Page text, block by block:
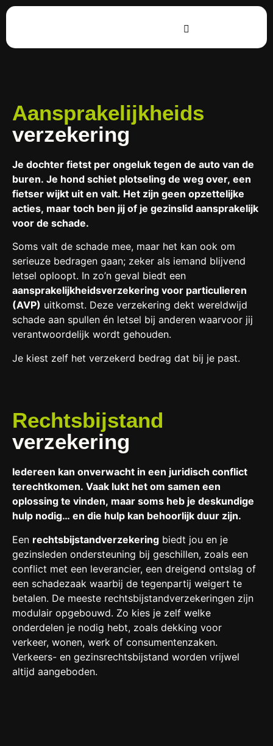
Aansprakelijkheids
verzekering
Je dochter fietst per ongeluk tegen de auto van de
buren. Je hond schiet plotseling de weg over, een
fietser wijkt uit en valt. Het zijn geen opzettelijke
acties, maar toch ben jij of je gezinslid aansprakelijk
voor de schade.
Soms valt de schade mee, maar het kan ook om
serieuze bedragen gaan; zeker als iemand blijvend
letsel oploopt. In zo’n geval biedt een
aansprakelijkheidsverzekering voor particulieren
(AVP) uitkomst. Deze verzekering dekt wereldwijd
schade aan spullen én letsel bij anderen waarvoor jij
verantwoordelijk wordt gehouden.
Je kiest zelf het verzekerd bedrag dat bij je past.
Rechtsbijstand
verzekering
Iedereen kan onverwacht in een juridisch conflict
terechtkomen. Vaak lukt het om samen een
oplossing te vinden, maar soms heb je deskundige
hulp nodig… en die hulp kan behoorlijk duur zijn.
Een rechtsbijstandverzekering biedt jou en je
gezinsleden ondersteuning bij geschillen, zoals een
conflict met een leverancier, een dreigend ontslag of
een schadezaak waarbij de tegenpartij weigert te
betalen. De meeste rechtsbijstandverzekeringen zijn
modulair opgebouwd. Zo kies je zelf welke
onderdelen je nodig hebt, zoals dekking voor
verkeer, wonen, werk of consumentenzaken.
Verkeers- en gezinsrechtsbijstand worden vrijwel
altijd aangeboden.